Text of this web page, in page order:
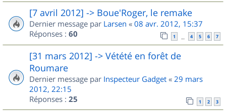
[7 avril 2012] -> Boue'Roger, le remake
Dernier message par Larsen « 08 avr. 2012, 15:37
Réponses : 60 1 … 4 5 6 7
[31 mars 2012] -> Vétété en forêt de
Roumare
Dernier message par Inspecteur Gadget « 29 mars
2012, 22:15
Réponses : 25 1 2 3